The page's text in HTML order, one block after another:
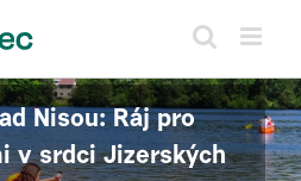
Nisou: Ráj pro
v srdci Jizerských